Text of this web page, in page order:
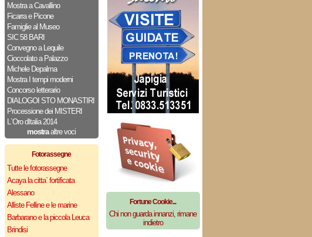
Mostra a Cavallino
Ficarra e Picone
Famiglie al Museo
SIC 58 BARI
Convegno a Lequile
Cioccolato a Palazzo
Michele Depalma
Mostra I tempi moderni
Concorso letterario
DIALOGOI STO MONASTIRI
Processione dei MISTERI
L`Oro dItalia 2014
mostraaltre voci
Fotorassegne
Tutte le fotorassegne
Acaya la citta` fortificata
Alessano
Alliste Felline e le marine
Barbarano e la piccola Leuca
Brindisi
Fortune Cookie...
Chi non guarda innanzi, rimane
indietro